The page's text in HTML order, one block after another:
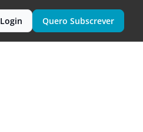
Login Quero Subscrever